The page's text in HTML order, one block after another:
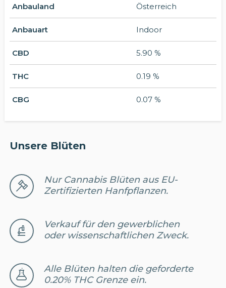
Anbauland Österreich
Anbauart Indoor
CBD 5.90 %
THC 0.19 %
CBG 0.07 %
Unsere Blüten
Nur Cannabis Blüten aus EU-
Zertifizierten Hanfpflanzen.
Verkauf für den gewerblichen
oder wissenschaftlichen Zweck.
Alle Blüten halten die geforderte
0.20% THC Grenze ein.